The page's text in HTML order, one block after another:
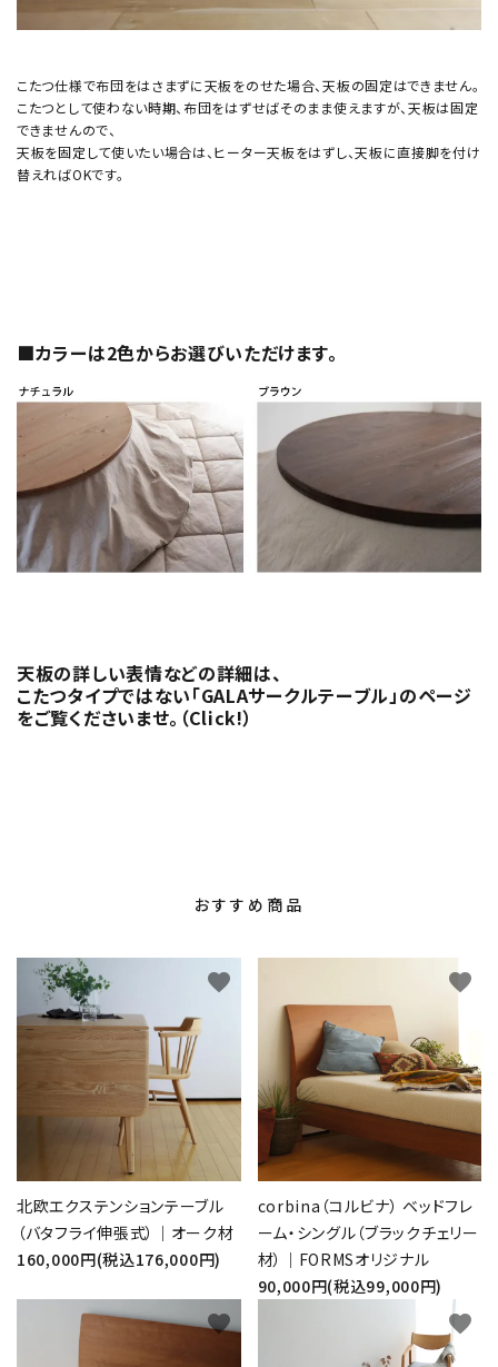
こたつ仕様で布団をはさまずに天板をのせた場合、天板の固定はできません。
こたつとして使わない時期、布団をはずせばそのまま使えますが、天板は固定
できませんので、
天板を固定して使いたい場合は、ヒーター天板をはずし、天板に直接脚を付け
替えればOKです。
■カラーは2色からお選びいただけます。
天板の詳しい表情などの詳細は、
こたつタイプではない「GALAサークルテーブル」のページ
をご覧くださいませ。（Click!）
おすすめ商品
北欧エクステンションテーブル
（バタフライ伸張式）｜オーク材
160,000円(税込176,000円)
favorite
corbina（コルビナ） ベッドフレ
ーム・シングル（ブラックチェリー
材）｜FORMSオリジナル
90,000円(税込99,000円)
favorite
favorite favorite